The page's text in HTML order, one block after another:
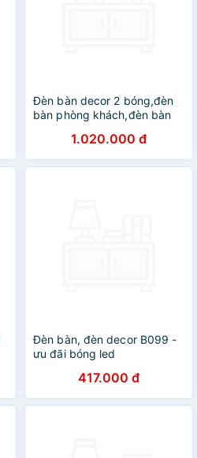
Đèn bàn decor 2 bóng,đèn
bàn phòng khách,đèn bàn
1.020.000 đ
Đèn bàn, đèn decor B099 -
ưu đãi bóng led
417.000 đ